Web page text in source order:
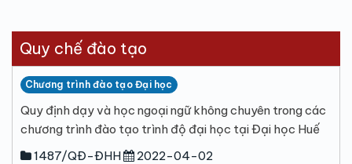
Quy chế đào tạo
Chương trình đào tạo Đại học
Quy định dạy và học ngoại ngữ không chuyên trong các
chương trình đào tạo trình độ đại học tại Đại học Huế
1487/QĐ-ĐHH
2022-04-02